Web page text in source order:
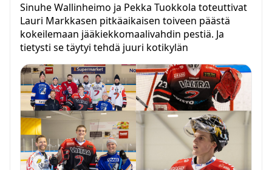
Sinuhe Wallinheimo ja Pekka Tuokkola toteuttivat
Lauri Markkasen pitkäaikaisen toiveen päästä
kokeilemaan jääkiekkomaalivahdin pestiä. Ja
tietysti se täytyi tehdä juuri kotikylän